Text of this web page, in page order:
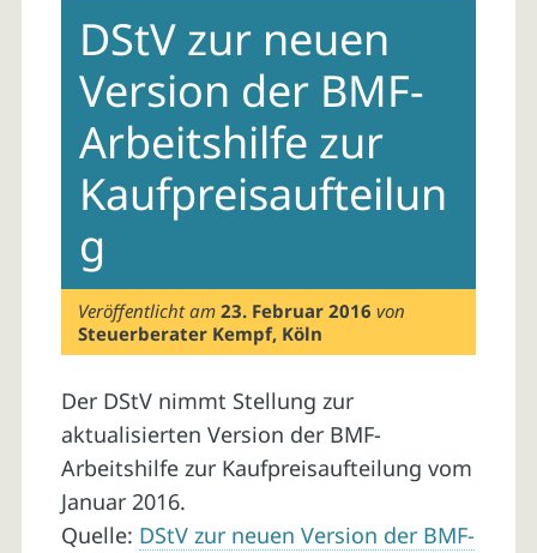
contentDStV zur neuen
Version der BMF-
Arbeitshilfe zur
Kaufpreisaufteilun
g
Veröffentlicht am23. Februar 2016 von
Steuerberater Kempf, Köln
Der DStV nimmt Stellung zur
aktualisierten Version der BMF-
Arbeitshilfe zur Kaufpreisaufteilung vom
Januar 2016.
Quelle: DStV zur neuen Version der BMF-